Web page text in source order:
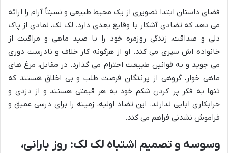
فضای داستان ابتدا تصویری از یک محیط طبیعی و نسبتاً آرام را ارائه
می دهد که تضادی آشکار با وقایع بعدی دارد. لک لک، نمادی از پاک
دلی و صداقت، زندگی روزمره خود را با صید ماهی و مراقبت از
خانواده اش سپری می کند. او از هرگونه کار خلاف و نادرست دوری
می جوید و به قوانین طبیعت احترام می گذارد. در مقابل، مرغ های
ماهی خوار، گروهی از پرندگان فرصت طلب و بی اخلاق هستند که
تنها به فکر پر کردن شکم خود به هر قیمتی هستند و از دزدی و
خرابکاری ابایی ندارند. این تضاد اولیه، زمینه را برای درسی عمیق و
فراموش نشدنی فراهم می کند.
وسوسه و تصمیم اشتباه لک لک: روز بارانی،